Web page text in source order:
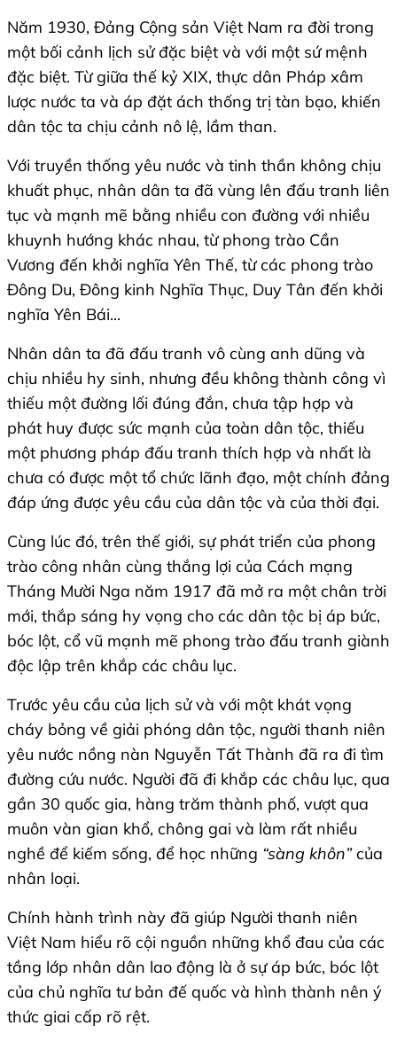
Năm 1930, Đảng Cộng sản Việt Nam ra đời trong
một bối cảnh lịch sử đặc biệt và với một sứ mệnh
đặc biệt. Từ giữa thế kỷ XIX, thực dân Pháp xâm
lược nước ta và áp đặt ách thống trị tàn bạo, khiến
dân tộc ta chịu cảnh nô lệ, lầm than.
Với truyền thống yêu nước và tinh thần không chịu
khuất phục, nhân dân ta đã vùng lên đấu tranh liên
tục và mạnh mẽ bằng nhiều con đường với nhiều
khuynh hướng khác nhau, từ phong trào Cần
Vương đến khởi nghĩa Yên Thế, từ các phong trào
Đông Du, Đông kinh Nghĩa Thục, Duy Tân đến khởi
nghĩa Yên Bái...
Nhân dân ta đã đấu tranh vô cùng anh dũng và
chịu nhiều hy sinh, nhưng đều không thành công vì
thiếu một đường lối đúng đắn, chưa tập hợp và
phát huy được sức mạnh của toàn dân tộc, thiếu
một phương pháp đấu tranh thích hợp và nhất là
chưa có được một tổ chức lãnh đạo, một chính đảng
đáp ứng được yêu cầu của dân tộc và của thời đại.
Cùng lúc đó, trên thế giới, sự phát triển của phong
trào công nhân cùng thắng lợi của Cách mạng
Tháng Mười Nga năm 1917 đã mở ra một chân trời
mới, thắp sáng hy vọng cho các dân tộc bị áp bức,
bóc lột, cổ vũ mạnh mẽ phong trào đấu tranh giành
độc lập trên khắp các châu lục.
Trước yêu cầu của lịch sử và với một khát vọng
cháy bỏng về giải phóng dân tộc, người thanh niên
yêu nước nồng nàn Nguyễn Tất Thành đã ra đi tìm
đường cứu nước. Người đã đi khắp các châu lục, qua
gần 30 quốc gia, hàng trăm thành phố, vượt qua
muôn vàn gian khổ, chông gai và làm rất nhiều
nghề để kiếm sống, để học những “sàng khôn”của
nhân loại.
Chính hành trình này đã giúp Người thanh niên
Việt Nam hiểu rõ cội nguồn những khổ đau của các
tầng lớp nhân dân lao động là ở sự áp bức, bóc lột
của chủ nghĩa tư bản đế quốc và hình thành nên ý
thức giai cấp rõ rệt.